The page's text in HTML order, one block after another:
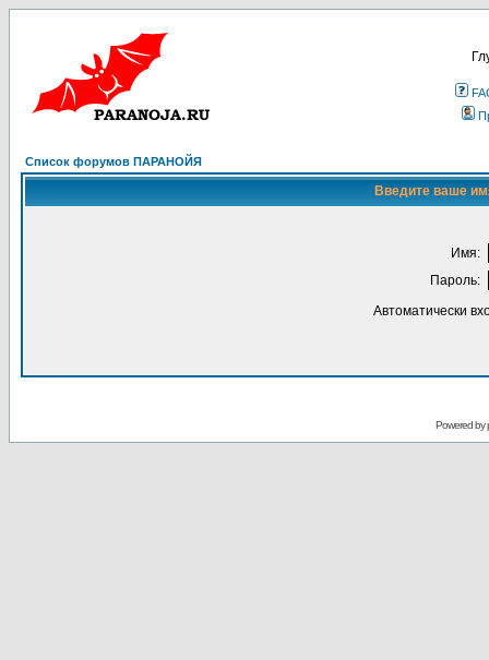
Список форумов ПАРАНОЙЯ
Введите ваше
Имя:
Пароль:
Автоматически
Powered by